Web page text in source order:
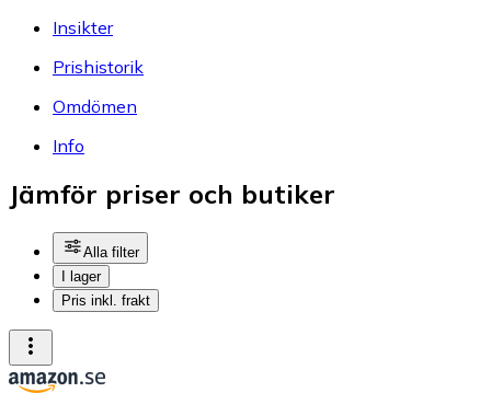
Insikter
Prishistorik
Omdömen
Info
Jämför priser och butiker
Alla filter
I lager
Pris inkl. frakt